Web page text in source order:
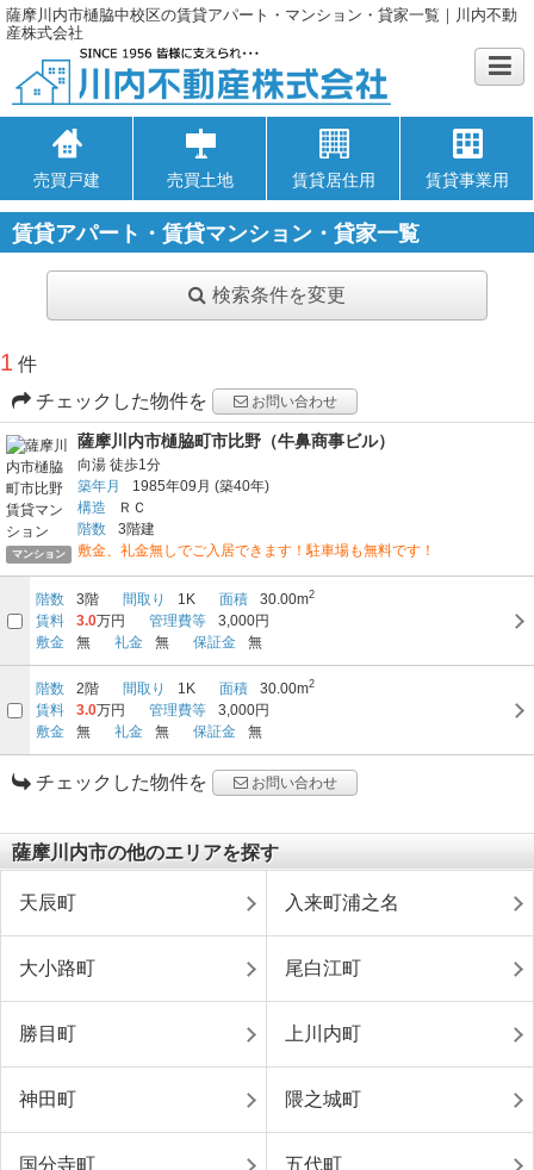
薩摩川内市樋脇中校区の賃貸アパート・マンション・貸家一覧｜川内不動
産株式会社
売買戸建 売買土地 賃貸居住用 賃貸事業用
賃貸アパート・賃貸マンション・貸家一覧
検索条件を変更
1 件
チェックした物件を
お問い合わせ
マンション
薩摩川内市樋脇町市比野（牛鼻商事ビル）
向湯 徒歩1分
築年月
1985年09月 (築40年)
構造
ＲＣ
階数
3階建
敷金、礼金無しでご入居できます！駐車場も無料です！
階数 3階 間取り 1K 面積 30.00m2
賃料 3.0万円 管理費等
3,000円
敷金
無 礼金 無 保証金 無
階数 2階 間取り 1K 面積 30.00m2
賃料 3.0万円 管理費等
3,000円
敷金
無 礼金 無 保証金 無
チェックした物件を お問い合わせ
薩摩川内市の他のエリアを探す
天辰町 入来町浦之名
大小路町 尾白江町
勝目町 上川内町
神田町 隈之城町
国分寺町 五代町